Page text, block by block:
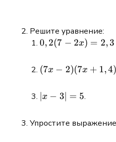
Решите уравнение:
0,2(7-2
0,3(x-
6)
0, 2(7 − 2x) = 2,3
(7 x-2)(7
(7x − 2)(7x + 1, 4)
|x-
x − 3∣ = 5.
Упростите